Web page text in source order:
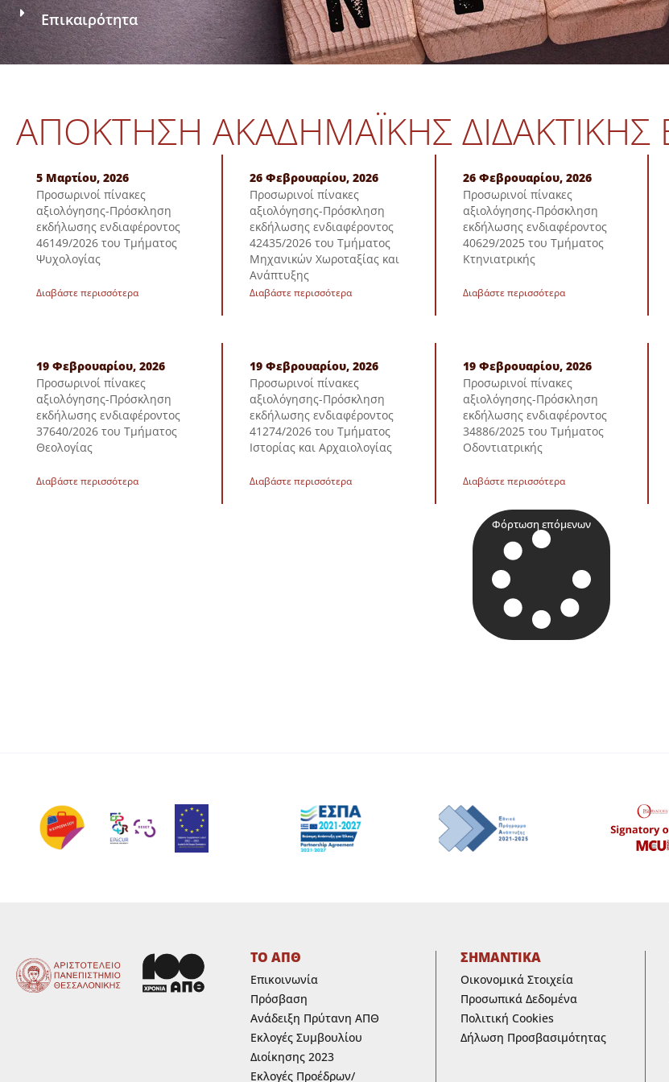
Επικαιρότητα
ΑΠΌΚΤΗΣΗ ΑΚΑΔΗΜΑΪΚΉΣ ΔΙΔΑΚΤΙΚΉΣ
5 Μαρτίου, 2026
Προσωρινοί πίνακες
αξιολόγησης-Πρόσκληση
εκδήλωσης ενδιαφέροντος
46149/2026 του Τμήματος
Ψυχολογίας
Διαβάστε περισσότερα
26 Φεβρουαρίου, 2026
Προσωρινοί πίνακες
αξιολόγησης-Πρόσκληση
εκδήλωσης ενδιαφέροντος
42435/2026 του Τμήματος
Μηχανικών Χωροταξίας και
Ανάπτυξης
Διαβάστε περισσότερα
26 Φεβρουαρίου, 2026
Προσωρινοί πίνακες
αξιολόγησης-Πρόσκληση
εκδήλωσης ενδιαφέροντος
40629/2025 του Τμήματος
Κτηνιατρικής
Διαβάστε περισσότερα
19 Φεβρουαρίου, 2026
Προσωρινοί πίνακες
αξιολόγησης-Πρόσκληση
εκδήλωσης ενδιαφέροντος
37640/2026 του Τμήματος
Θεολογίας
Διαβάστε περισσότερα
19 Φεβρουαρίου, 2026
Προσωρινοί πίνακες
αξιολόγησης-Πρόσκληση
εκδήλωσης ενδιαφέροντος
41274/2026 του Τμήματος
Ιστορίας και Αρχαιολογίας
Διαβάστε περισσότερα
19 Φεβρουαρίου, 2026
Προσωρινοί πίνακες
αξιολόγησης-Πρόσκληση
εκδήλωσης ενδιαφέροντος
34886/2025 του Τμήματος
Οδοντιατρικής
Διαβάστε περισσότερα
Φόρτωση επόμενων
ΤΟ ΑΠΘ
Επικοινωνία
Πρόσβαση
Ανάδειξη Πρύτανη ΑΠΘ
Εκλογές Συμβουλίου
Διοίκησης 2023
Εκλογές Προέδρων/
ΣΗΜΑΝΤΙΚΑ
Οικονομικά Στοιχεία
Προσωπικά Δεδομένα
Πολιτική Cookies
Δήλωση Προσβασιμότητας